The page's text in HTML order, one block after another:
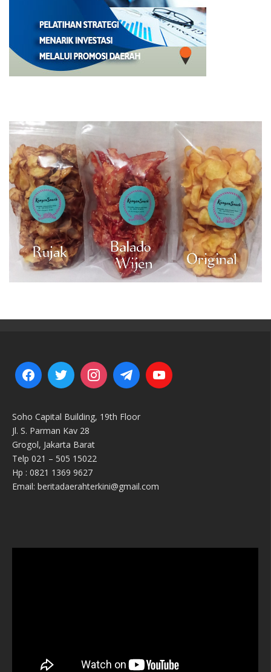
Soho Capital Building, 19th Floor
Jl. S. Parman Kav 28
Grogol, Jakarta Barat
Telp 021 – 505 15022
Hp : 0821 1369 9627
Email: beritadaerahterkini@gmail.com